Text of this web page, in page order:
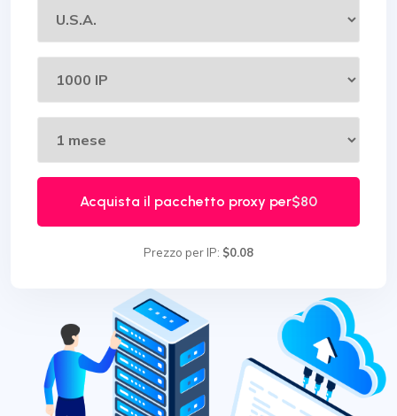
Acquista il pacchetto proxy per$80
Prezzo per IP: $0.08